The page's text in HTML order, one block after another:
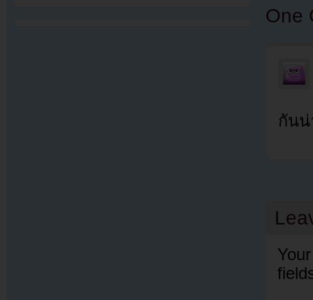
One
กันน่